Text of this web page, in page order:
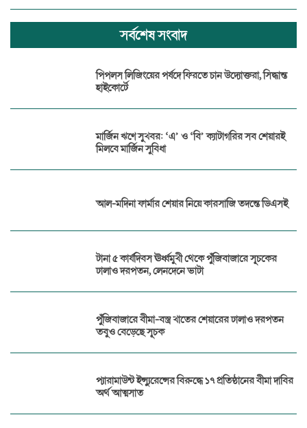
সর্বশেষ সংবাদ
পিপলস লিজিংয়ের পর্ষদে ফিরতে চান উদ্যোক্তরা, সিদ্ধান্ত
হাইকোর্টে
মার্জিন ঋণে সুখবর: ‘এ’ ও ‘বি’ ক্যাটাগরির সব শেয়ারই
মিলবে মার্জিন সুবিধা
আল-মদিনা ফার্মার শেয়ার নিয়ে কারসাজি তদন্তে ডিএসই
টানা ৫ কার্যদিবস ঊর্ধ্বমুখী থেকে পুঁজিবাজারে সূচকের
ঢালাও দরপতন, লেনদেনে ভাটা
পুঁজিবাজারে বীমা-বস্ত্র খাতের শেয়ারের ঢালাও দরপতন
তবুও বেড়েছে সূচক
প্যারামাউন্ট ইন্স্যুরেন্সের বিরুদ্ধে ১৭ প্রতিষ্ঠানের বীমা দাবির
অর্থ আত্মসাত